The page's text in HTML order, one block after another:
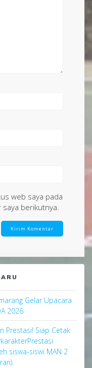
web saya pada
berikutnya.
Gelar Upacara
2026
Prestasi! Siap Cetak
siswa-siswi MAN 2